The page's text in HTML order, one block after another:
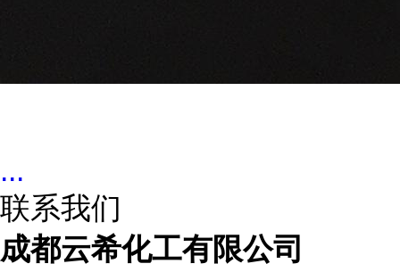
...
联系我们
成都云希化工有限公司